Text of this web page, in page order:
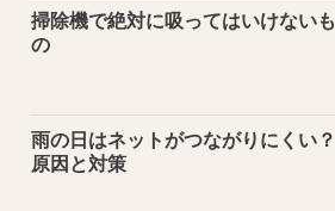
掃除機で絶対に吸ってはいけないも
の
雨の日はネットがつながりにくい？
原因と対策